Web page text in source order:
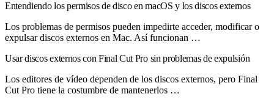
Entendiendo los permisos de disco en macOS y los discos externos
Los problemas de permisos pueden impedirte acceder, modificar o
expulsar discos externos en Mac. Así funcionan …
Usar discos externos con Final Cut Pro sin problemas de expulsión
Los editores de vídeo dependen de los discos externos, pero Final
Cut Pro tiene la costumbre de mantenerlos …